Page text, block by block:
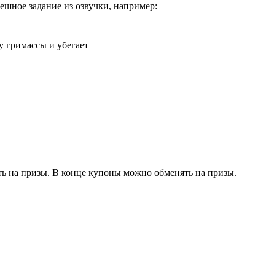
задание из озвучки, например:
гримассы и убегает
на призы. В конце купоны можно обменять на призы.